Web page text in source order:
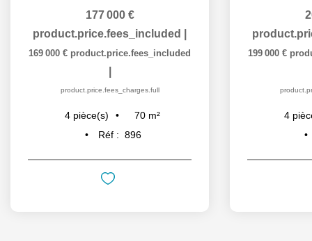
177 000 €
product.price.fees_included
169 000 € product.price.fees_included
product.price.fees_charges.full
4 pièce(s) 70 m²
Réf : 896
199 000 €
4